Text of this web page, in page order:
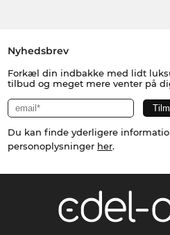
Nyhedsbrev
Forkæl din indbakke med lidt
tilbud og meget mere venter på
Du kan finde yderligere
personoplysninger her.